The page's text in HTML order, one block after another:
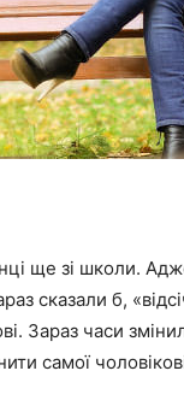
ще зі школи.
сказали б,
Зараз часи
самої